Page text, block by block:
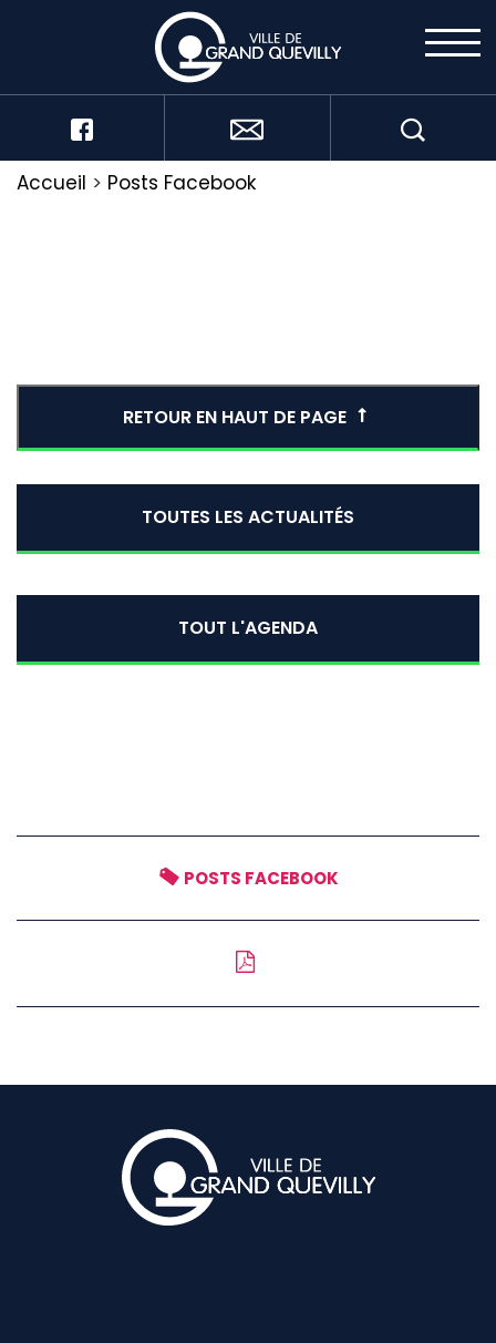
Accueil > Posts Facebook
RETOUR EN HAUT DE PAGE
TOUTES LES ACTUALITÉS
TOUT L'AGENDA
POSTS FACEBOOK